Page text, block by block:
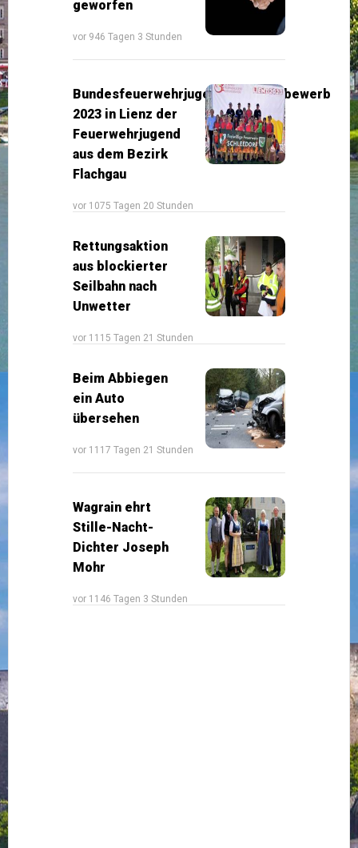
geworfen
vor 946 Tagen 3 Stunden
Bundesfeuerwehrjugendleistungsbewerb
2023 in Lienz der
Feuerwehrjugend
aus dem Bezirk
Flachgau
vor 1075 Tagen 20 Stunden
Rettungsaktion
aus blockierter
Seilbahn nach
Unwetter
vor 1115 Tagen 21 Stunden
Beim Abbiegen
ein Auto
übersehen
vor 1117 Tagen 21 Stunden
Wagrain ehrt
Stille-Nacht-
Dichter Joseph
Mohr
vor 1146 Tagen 3 Stunden